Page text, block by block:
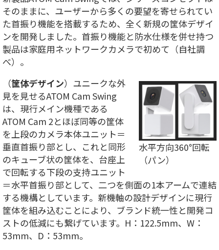
そのままに、ユーザーから多くの要望を寄せられてい
た首振り機能を搭載するため、全く新規の筐体デザイ
ンを開発しました。首振り機能と防水仕様を併せ持つ
製品は家庭用ネットワークカメラで初めて（自社調
べ）。
水平方向360°回転
（パン）
（筐体デザイン）ユニークな外
見を見せるATOM Cam Swing
は、現行メイン機種である
ATOM Cam 2とほぼ同等の筐体
を上段のカメラ本体ユニット＝
垂直首振り部とし、これと同形
のキューブ状の筐体を、台座上
で回転する下段の支持ユニット
＝水平首振り部として、二つを側面の1本アームで連結
する機構としています。新機軸の設計デザインに現行
筐体を組み込むことにより、ブランド統一性と開発コ
ストの低減にも繋げています。H：122.5mm、W：
53mm、D：53mm。